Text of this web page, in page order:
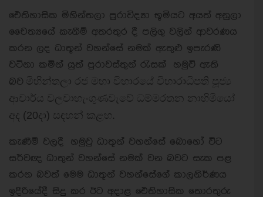
ඓතිහාසික මිහින්තලා පුරාවිද්‍යා භූමියට අයත් අනුලා
චෛත්‍යයේ කැනීම් අතරතුර දී පලිගු වලින් ආවරණය
කරන ලද ධාතූන් වහන්සේ නමක් ඇතුළු ඉපැරණි
වටිනා කමින් යුත් පුරාවස්තුන් රැසක් හමුවි ඇති
බව මිහින්තලා රජ මහා විහාරයේ විහාරාධිපති පූජ්‍ය
ආචාර්ය වලවාහැංගුණවැවේ ධම්මරතන නාහිමියෝ
අද (20දා) සඳහන් කළහ.
කැණීම් වලදී හමුවු ධාතූන් වහන්සේ බොහෝ විට
සර්වඥ ධාතුන් වහන්සේ නමක් වන බවට සැක පළ
කරන බවත් මෙම ධාතූන් වහන්සේගේ කාලනිර්ණය
ඉදිරියේදී සිදු කර ඊට අදාළ ඓතිහාසික තොරතුරු